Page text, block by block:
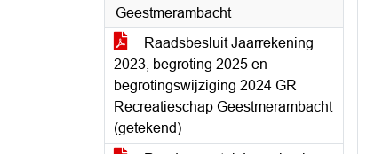
Geestmerambacht
Raadsbesluit Jaarrekening
2023, begroting 2025 en
begrotingswijziging 2024 GR
Recreatieschap Geestmerambacht
(getekend)